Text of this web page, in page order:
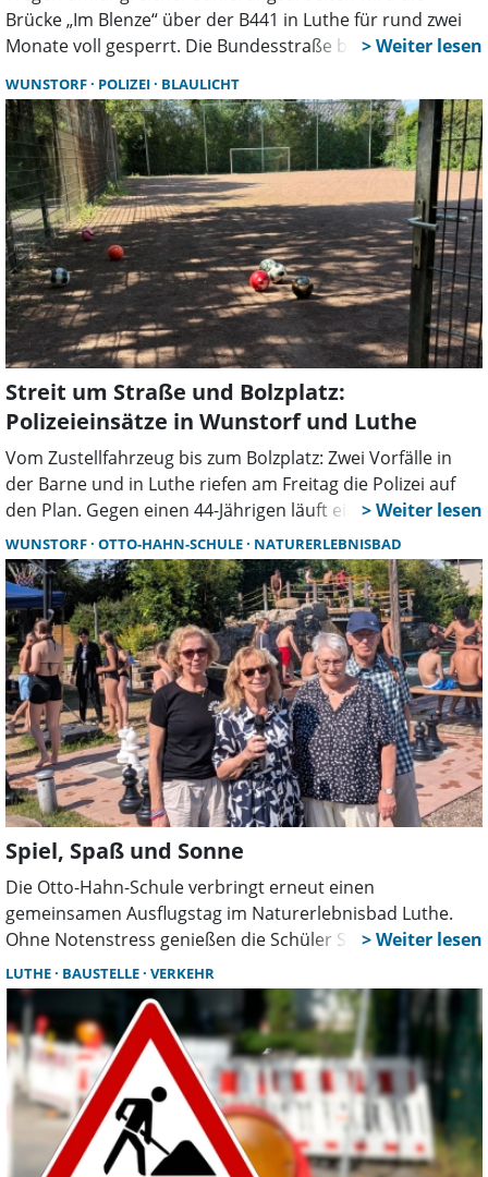
Brücke „Im Blenze“ über der B441 in Luthe für rund zwei
Monate voll gesperrt. Die Bundesstraße bleibt während
weitgehend ohne Einschränkungen befahrbar.
WUNSTORF POLIZEI BLAULICHT
Streit um Straße und Bolzplatz:
Polizeieinsätze in Wunstorf und Luthe
Vom Zustellfahrzeug bis zum Bolzplatz: Zwei Vorfälle in
der Barne und in Luthe riefen am Freitag die Polizei auf
den Plan. Gegen einen 44-Jährigen läuft ein Strafverfahren
wegen Körperverletzung. In Luthe flammte ein
langjähriger Nachbarschaftsstreit erneut auf.
WUNSTORF OTTO-HAHN-SCHULE NATURERLEBNISBAD
Spiel, Spaß und Sonne
Die Otto-Hahn-Schule verbringt erneut einen
gemeinsamen Ausflugstag im Naturerlebnisbad Luthe.
Ohne Notenstress genießen die Schüler Spiel, Sport und
Sonnenschein. Ein abwechslungsreiches Programm und
großes Engagement sorgen für ein rundum gelungenes
Erlebnis.
LUTHE BAUSTELLE VERKEHR